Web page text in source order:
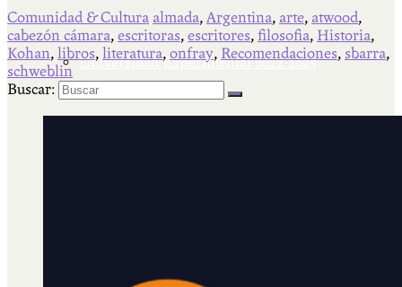
Universidad Experimental 2022-2025
Cátedra Bailable 2018
Comunidad & Cultura almada, Argentina, arte, atwood,
cabezón cámara, escritoras, escritores, filosofia, Historia,
Kohan, libros, literatura, onfray, Recomendaciones, sbarra,
schweblin
Buscar: